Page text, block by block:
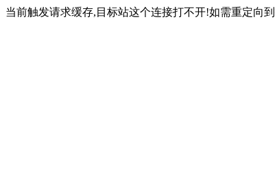
当前触发请求缓存,目标站这个连接打不开!如需重定向